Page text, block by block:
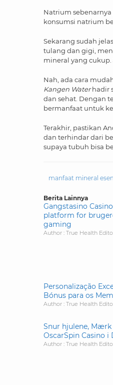
Natrium
konsumsi natrium
Sekarang sudah
tulang dan gigi,
mineral yang
Nah, ada cara
Kangen Waterhadir
dan sehat. Dengan
bermanfaat untuk
Terakhir, pastikan
dan terhindar dari
supaya tubuh bisa
manfaat mineral
Berita Lainnya
Gangstasino
platform for
gaming
Author : True Health
Personalização
Bónus para os
Author : True Health
Snur hjulene,
OscarSpin Casino i
Author : True Health